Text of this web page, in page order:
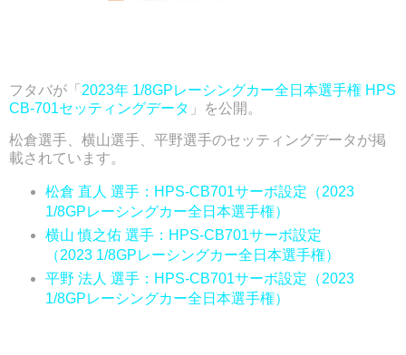
フタバが「 2023年 1/8GPレーシングカー全日本選手権 HPS
CB-701セッティングデータ 」を公開。
松倉選手、横山選手、平野選手のセッティングデータが掲
載されています。
松倉 直人 選手：HPS-CB701サーボ設定（2023
1/8GPレーシングカー全日本選手権）
横山 慎之佑 選手：HPS-CB701サーボ設定
（2023 1/8GPレーシングカー全日本選手権）
平野 法人 選手：HPS-CB701サーボ設定（2023
1/8GPレーシングカー全日本選手権）